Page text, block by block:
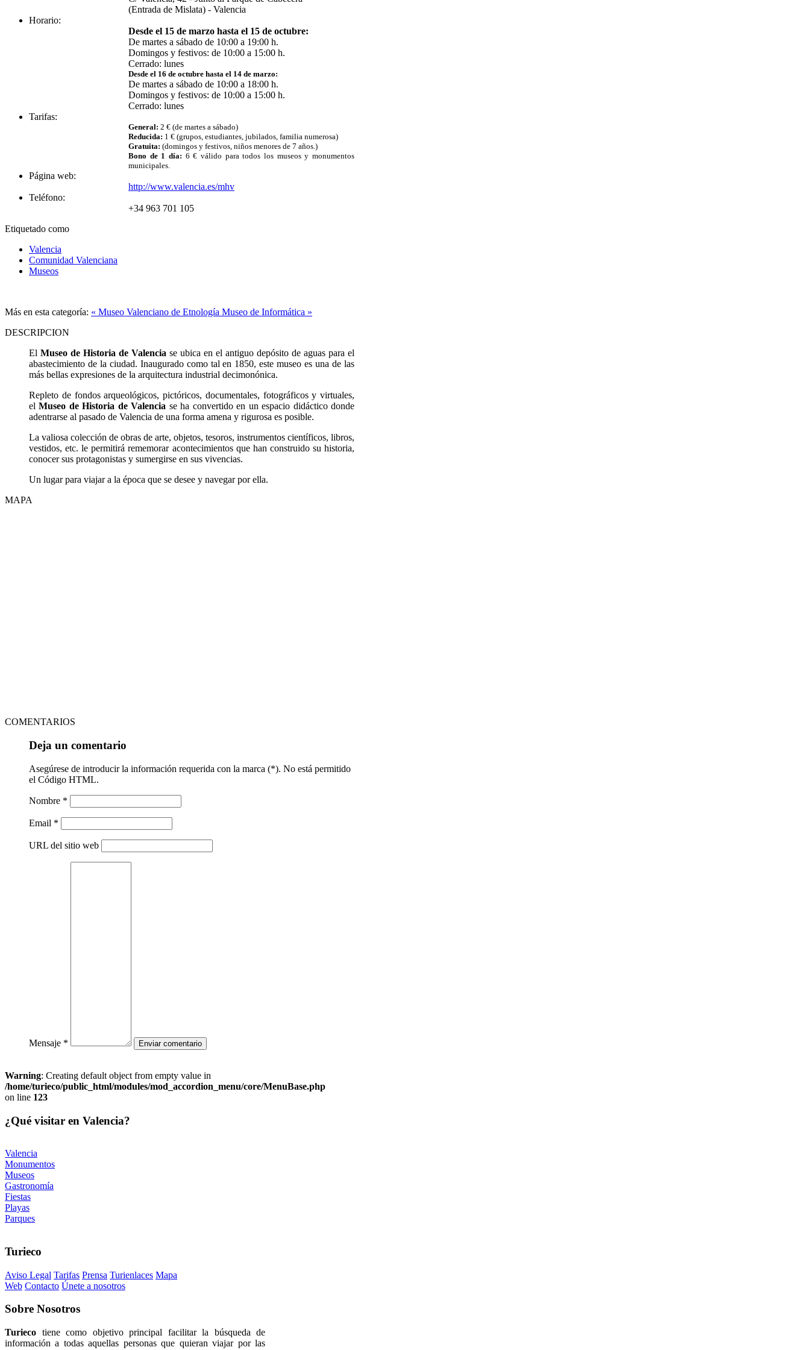
(Entrada de Mislata) - Valencia
Horario:
Desde el 15 de marzo hasta el 15 de octubre:
De martes a sábado de 10:00 a 19:00 h.
Domingos y festivos: de 10:00 a 15:00 h.
Cerrado: lunes
Desde el 16 de octubre hasta el 14 de marzo:
De martes a sábado de 10:00 a 18:00 h.
Domingos y festivos: de 10:00 a 15:00 h.
Cerrado: lunes
Tarifas:
General: 2 € (de martes a sábado)
Reducida: 1 € (grupos, estudiantes, jubilados, familia numerosa)
Gratuita: (domingos y festivos, niños menores de 7 años.)
Bono de 1 día: 6 € válido para todos los museos y monumentos
municipales.
Página web:
http://www.valencia.es/mhv
Teléfono:
+34 963 701 105
Etiquetado como
Valencia
Comunidad Valenciana
Museos
Más en esta categoría: « Museo Valenciano de Etnología Museo de Informática »
DESCRIPCION
El Museo de Historia de Valencia se ubica en el antiguo depósito de aguas para el
abastecimiento de la ciudad. Inaugurado como tal en 1850, este museo es una de las
más bellas expresiones de la arquitectura industrial decimonónica.
Repleto de fondos arqueológicos, pictóricos, documentales, fotográficos y virtuales,
elMuseo de Historia de Valencia se ha convertido en un espacio didáctico donde
adentrarse al pasado de Valencia de una forma amena y rigurosa es posible.
La valiosa colección de obras de arte, objetos, tesoros, instrumentos científicos, libros,
vestidos, etc. le permitirá rememorar acontecimientos que han construido su historia,
conocer sus protagonistas y sumergirse en sus vivencias.
Un lugar para viajar a la época que se desee y navegar por ella.
MAPA
COMENTARIOS
Deja un comentario
Asegúrese de introducir la información requerida con la marca (*). No está permitido
el Código HTML.
Nombre *
Email *
URL del sitio web
Mensaje *
Warning: Creating default object from empty value in
/home/turieco/public_html/modules/mod_accordion_menu/core/MenuBase.php
on line 123
¿Qué visitar en Valencia?
Valencia
Monumentos
Museos
Gastronomía
Fiestas
Playas
Parques
Turieco
Aviso Legal Tarifas Prensa Turienlaces Mapa
Web Contacto Únete a nosotros
Sobre Nosotros
Turieco tiene como objetivo principal facilitar la búsqueda de
información a todas aquellas personas que quieran viajar por las